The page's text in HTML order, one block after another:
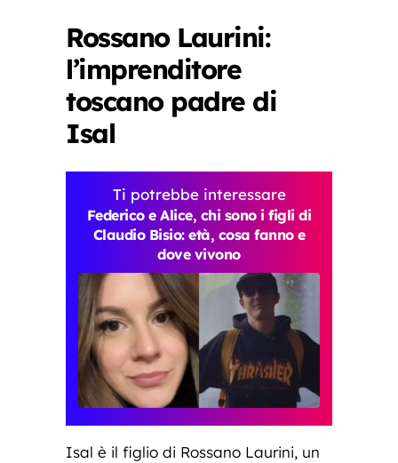
Rossano Laurini:
l’imprenditore
toscano padre di
Isal
Ti potrebbe interessare
Federico e Alice, chi sono i figli di
Claudio Bisio: età, cosa fanno e
dove vivono
Isal è il figlio di Rossano Laurini, un